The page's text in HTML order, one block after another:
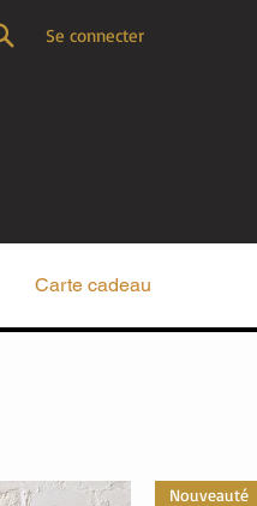
Nouveauté
Carte cadeau
Se connecter